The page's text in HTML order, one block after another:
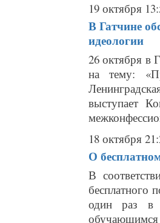
19 октября
В Гатчине
идеологии
26 октября в
на тему:
выступает
18 октября
О
В
бесплатного
один раз в